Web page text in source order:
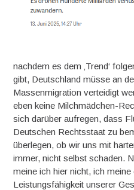
nachdem es dem ‚Trend‘
gibt, Deutschland müsse an
Massenmigration verteidigt
eben keine Milchmädchen-
sich darüber aufregen, dass
Deutschen Rechtsstaat zu
überlegen, ob wir uns mit
immer, nicht selbst schaden.
meine ich hier nicht, ich
Leistungsfähigkeit unserer